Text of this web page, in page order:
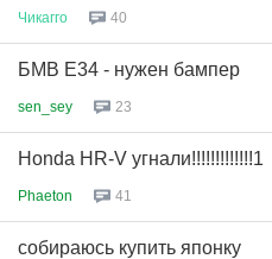
Чикагго 40
БМВ Е34 - нужен бампер
sen_sey 23
Honda HR-V угнали!!!!!!!!!!!!!1
Phaeton 41
собираюсь купить японку